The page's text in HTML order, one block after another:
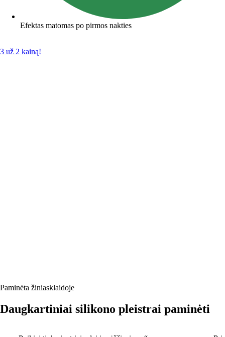
Efektas matomas po pirmos nakties
3 už 2 kainą!
Paminėta žiniasklaidoje
Daugkartiniai silikono pleistrai paminėti